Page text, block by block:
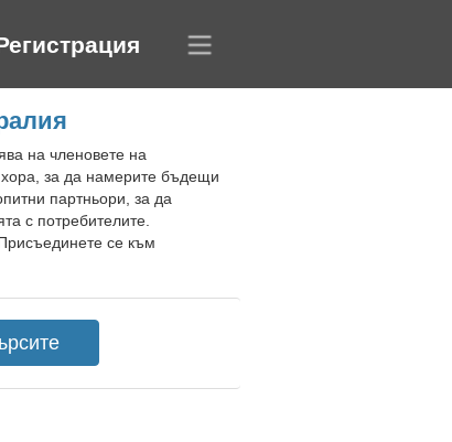
на членовете на
за да намерите бъдещи
партньори, за да
с потребителите.
се към